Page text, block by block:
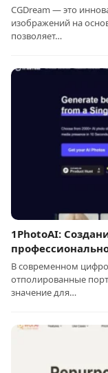
CGDream — это
изображений на
позволяет…
1PhotoAI:
В современном
отполированные
значение для…